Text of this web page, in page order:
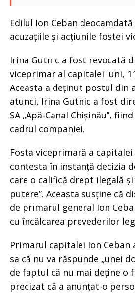
Edilul Ion Ceban
acuzațiile și acțiunile fostei
Irina Gutnic a fost revocată
viceprimar al capitalei luni,
Aceasta a deținut postul din
atunci, Irina Gutnic a fost
SA „Apă-Canal Chișinău”,
cadrul companiei.
Fosta viceprimară a capitalei
contesta în instanță decizia
care o califică drept ilegală și
putere”. Aceasta susține că
de primarul general Ion
cu încălcarea prevederilor
Primarul capitalei Ion Ceban
sa că nu va răspunde „unei
de faptul că nu mai deține o
precizat că a anunțat-o